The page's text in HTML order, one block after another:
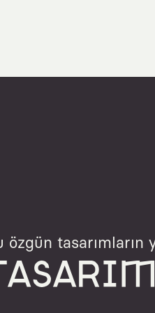
özgün tasarımların